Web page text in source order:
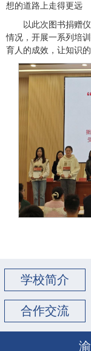
想的道路上走得更远
以此次图书捐赠
情况，开展一系列培
育人的成效，让知识
学校简介
合作交流